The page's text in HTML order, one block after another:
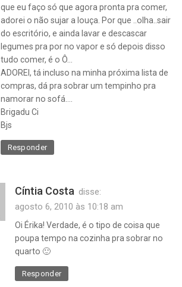
que eu faço só que agora pronta pra comer,
adorei o não sujar a louça. Por que ..olha..sair
do escritório, e ainda lavar e descascar
legumes pra por no vapor e só depois disso
tudo comer, é o Ô…
ADOREI, tá incluso na minha próxima lista de
compras, dá pra sobrar um tempinho pra
namorar no sofá….
Brigadu Ci
Bjs
Responder
Cíntia Costa disse:
agosto 6, 2010 às 10:18 am
Oi Érika! Verdade, é o tipo de coisa que
poupa tempo na cozinha pra sobrar no
quarto 🙂
Responder